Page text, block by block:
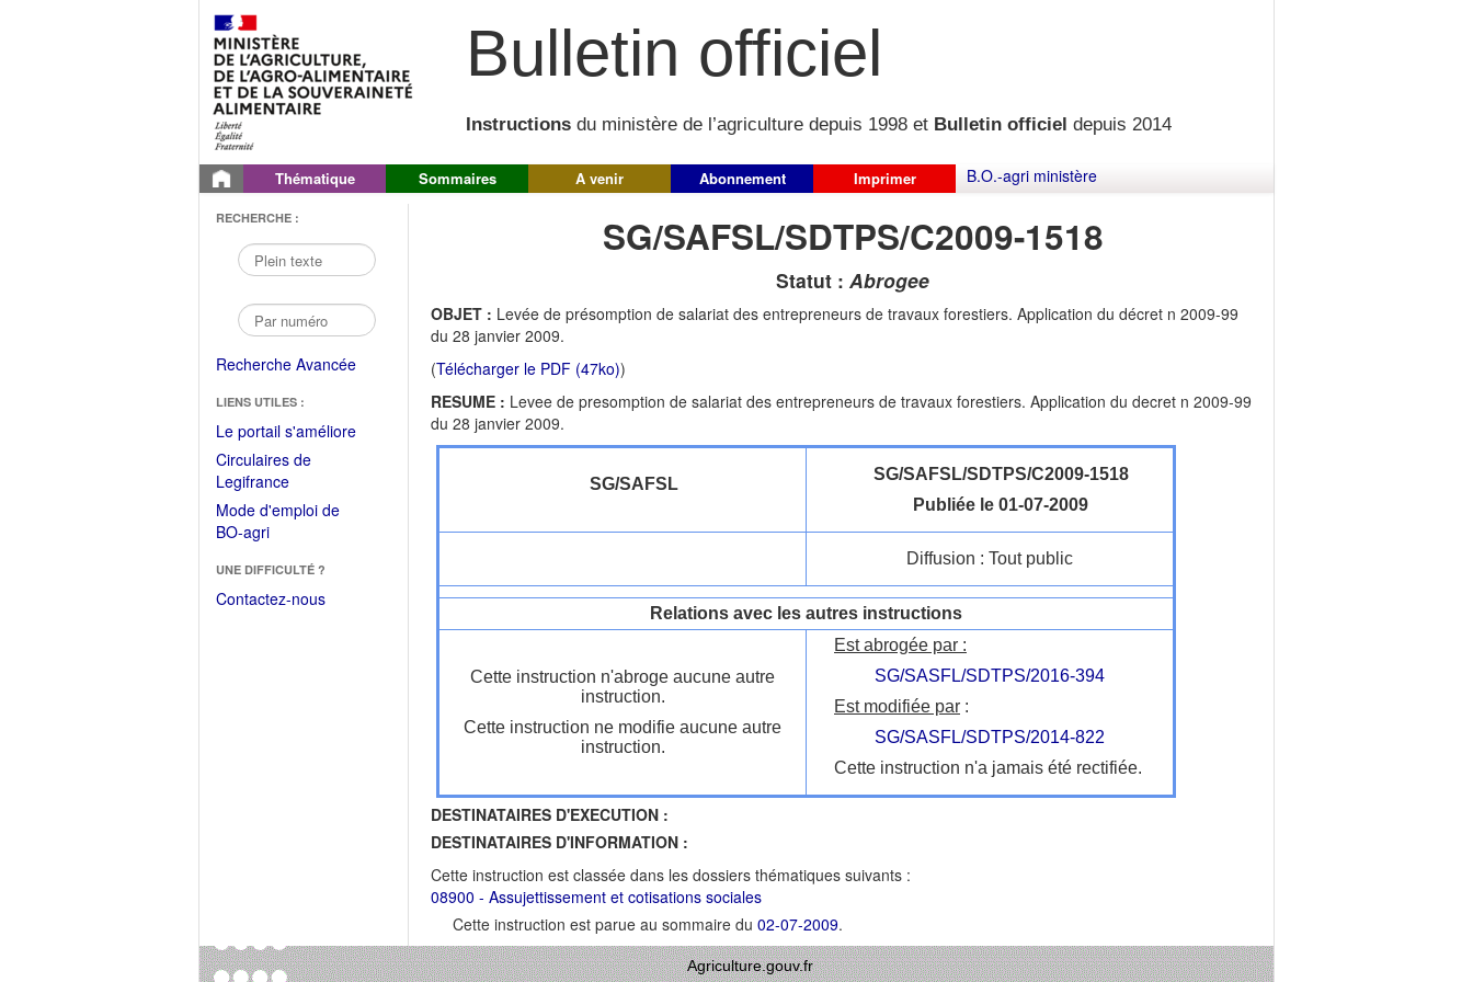
Bulletin officiel
Instructions du ministère de l’agriculture depuis 1998 et Bulletin officiel depuis 2014
Thématique Sommaires A venir Abonnement Imprimer B.O.-agri ministère
RECHERCHE :
Recherche Avancée
LIENS UTILES :
Le portail s'améliore(Fichier
Circulaires de
Legifrance(Ouvrir
dans
une
fenêtre)
Mode d'emploi de
BO-agri(Ouvrir
une
nouvelle
UNE DIFFICULTÉ ?
Contactez-nous
SG/SAFSL/SDTPS/C2009-1518
Statut : Abrogee
OBJET : Levée de présomption de salariat des entrepreneurs de travaux forestiers. Application du décret n 2009-99
du 28 janvier 2009.
(Télécharger le PDF (47ko))
RESUME : Levee de presomption de salariat des entrepreneurs de travaux forestiers. Application du decret n 2009-99
du 28 janvier 2009.
SG/SAFSL
SG/SAFSL/SDTPS/C2009-1518
Publiée le 01-07-2009
Diffusion : Tout public
Relations avec les autres instructions
Cette instruction n'abroge aucune autre
instruction.
Cette instruction ne modifie aucune autre
instruction.
Est abrogée par :
SG/SASFL/SDTPS/2016-394
Est modifiée par :
SG/SASFL/SDTPS/2014-822
Cette instruction n'a jamais été rectifiée.
DESTINATAIRES D'EXECUTION :
DESTINATAIRES D'INFORMATION :
Cette instruction est classée dans les dossiers thématiques suivants :
08900 - Assujettissement et cotisations sociales
Cette instruction est parue au sommaire du 02-07-2009.
Agriculture.gouv.fr